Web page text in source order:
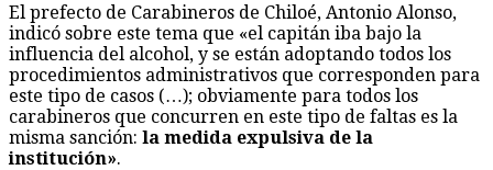
El prefecto de Carabineros de Chiloé, Antonio Alonso,
indicó sobre este tema que «el capitán iba bajo la
influencia del alcohol, y se están adoptando todos los
procedimientos administrativos que corresponden para
este tipo de casos (…); obviamente para todos los
carabineros que concurren en este tipo de faltas es la
misma sanción: la medida expulsiva de la
institución».